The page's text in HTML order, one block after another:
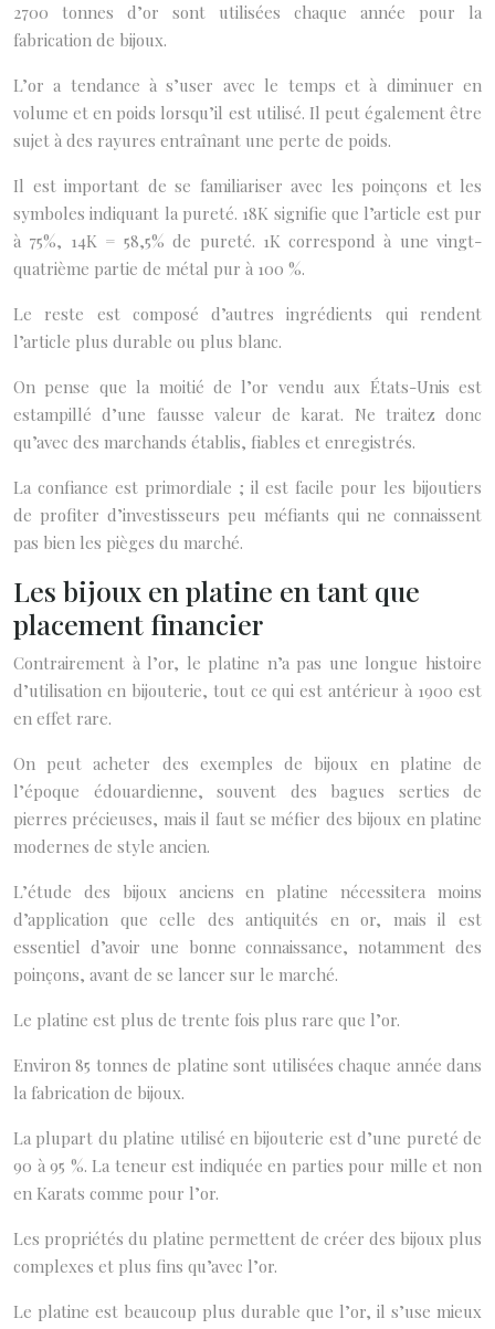
2700 tonnes d’or sont utilisées chaque année pour la
fabrication de bijoux.
L’or a tendance à s’user avec le temps et à diminuer en
volume et en poids lorsqu’il est utilisé. Il peut également être
sujet à des rayures entraînant une perte de poids.
Il est important de se familiariser avec les poinçons et les
symboles indiquant la pureté. 18K signifie que l’article est pur
à 75%, 14K = 58,5% de pureté. 1K correspond à une vingt-
quatrième partie de métal pur à 100 %.
Le reste est composé d’autres ingrédients qui rendent
l’article plus durable ou plus blanc.
On pense que la moitié de l’or vendu aux États-Unis est
estampillé d’une fausse valeur de karat. Ne traitez donc
qu’avec des marchands établis, fiables et enregistrés.
La confiance est primordiale ; il est facile pour les bijoutiers
de profiter d’investisseurs peu méfiants qui ne connaissent
pas bien les pièges du marché.
Les bijoux en platine en tant que
placement financier
Contrairement à l’or, le platine n’a pas une longue histoire
d’utilisation en bijouterie, tout ce qui est antérieur à 1900 est
en effet rare.
On peut acheter des exemples de bijoux en platine de
l’époque édouardienne, souvent des bagues serties de
pierres précieuses, mais il faut se méfier des bijoux en platine
modernes de style ancien.
L’étude des bijoux anciens en platine nécessitera moins
d’application que celle des antiquités en or, mais il est
essentiel d’avoir une bonne connaissance, notamment des
poinçons, avant de se lancer sur le marché.
Le platine est plus de trente fois plus rare que l’or.
Environ 85 tonnes de platine sont utilisées chaque année dans
la fabrication de bijoux.
La plupart du platine utilisé en bijouterie est d’une pureté de
90 à 95 %. La teneur est indiquée en parties pour mille et non
en Karats comme pour l’or.
Les propriétés du platine permettent de créer des bijoux plus
complexes et plus fins qu’avec l’or.
Le platine est beaucoup plus durable que l’or, il s’use mieux